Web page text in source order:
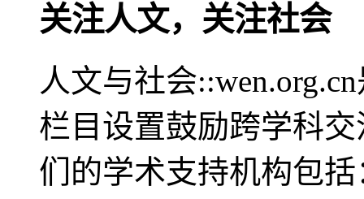
关注人文，关注社会
人文与社会
栏目设置鼓励跨学科
们的学术支持机构包